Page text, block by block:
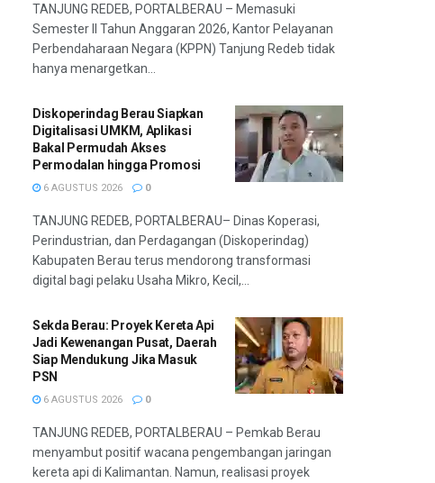
TANJUNG REDEB, PORTALBERAU – Memasuki
Semester II Tahun Anggaran 2026, Kantor Pelayanan
Perbendaharaan Negara (KPPN) Tanjung Redeb tidak
hanya menargetkan...
Diskoperindag Berau Siapkan
Digitalisasi UMKM, Aplikasi
Bakal Permudah Akses
Permodalan hingga Promosi
6 AGUSTUS 2026 0
TANJUNG REDEB, PORTALBERAU– Dinas Koperasi,
Perindustrian, dan Perdagangan (Diskoperindag)
Kabupaten Berau terus mendorong transformasi
digital bagi pelaku Usaha Mikro, Kecil,...
Sekda Berau: Proyek Kereta Api
Jadi Kewenangan Pusat, Daerah
Siap Mendukung Jika Masuk
PSN
6 AGUSTUS 2026 0
TANJUNG REDEB, PORTALBERAU – Pemkab Berau
menyambut positif wacana pengembangan jaringan
kereta api di Kalimantan. Namun, realisasi proyek